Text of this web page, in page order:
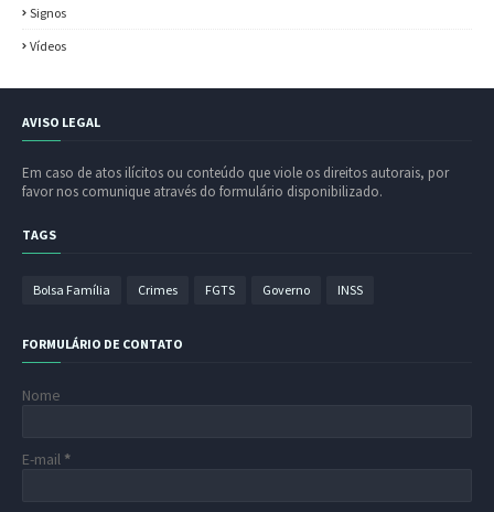
Signos
Vídeos
AVISO LEGAL
Em caso de atos ilícitos ou conteúdo que viole os direitos autorais, por
favor nos comunique através do formulário disponibilizado.
TAGS
Bolsa Família Crimes FGTS Governo INSS
FORMULÁRIO DE CONTATO
Nome
E-mail *